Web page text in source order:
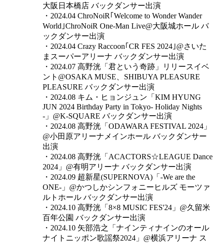
大阪日本橋店 バックダンサー出演
・2024.04 ChroNoiR｢Welcome to Wonder Wander
World｣ChroNoiR One-Man Live@大阪城ホール バ
ックダンサー出演
・2024.04 Crazy Raccoon｢CR FES 2024｣@さいた
まスーパーアリーナ バックダンサー出演
・2024.07 高野洸「君という奇跡」リリースイベ
ント@OSAKA MUSE、SHIBUYA PLEASURE
PLEASURE バックダンサー出演
・2024.08 キム・ヒョンジュン「KIM HYUNG
JUN 2024 Birthday Party in Tokyo- Holiday Nights
-」@K-SQUARE バックダンサー出演
・2024.08 高野洸「ODAWARA FESTIVAL 2024」
@小田原アリーナメインホール バックダンサー
出演
・2024.08 高野洸「ACACTORS☆LEAGUE Dance
2024」@有明アリーナ バックダンサー出演
・2024.09 超新星(SUPERNOVA)「-We are the
ONE-」@かつしかシンフォニーヒルズ モーツァ
ルトホール バックダンサー出演
・2024.10 高野洸「8×8 MUSIC FES'24」@久留米
百年公園 バックダンサー出演
・2024.10 矢部浩之「ナインティナインのオール
ナイトニッポン歌謡祭2024」@横浜アリーナ ス